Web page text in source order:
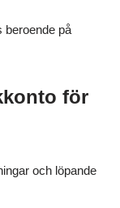
beroende på
för
och löpande